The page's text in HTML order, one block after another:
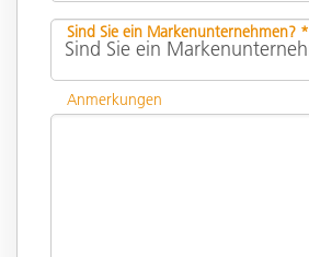
Sind Sie ein Markenunternehmen? *
Anmerkungen